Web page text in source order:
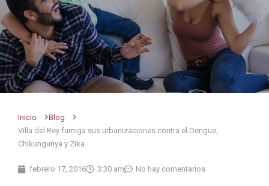
Inicio
Blog
Villa del Rey fumiga sus urbanizaciones contra el Dengue,
Chikungunya y Zika
febrero 17, 2016 3:30 am No hay comentarios